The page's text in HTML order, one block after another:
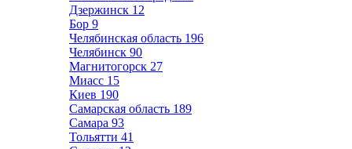
Дзержинск 12
Бор 9
Челябинская область 196
Челябинск 90
Магнитогорск 27
Миасс 15
Киев 190
Самарская область 189
Самара 93
Тольятти 41